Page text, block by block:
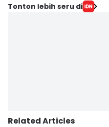
Editor
Tonton lebih seru di
Related Articles